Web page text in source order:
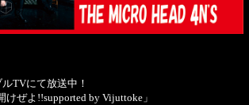
TVにて放送中！
けぜよ!!supported by Vijuttoke」